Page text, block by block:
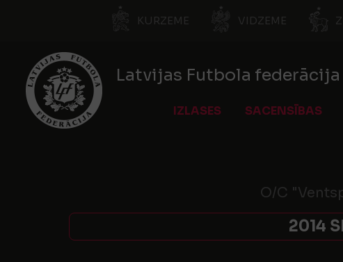
KURZEME VIDZEME
Latvijas Futbola federācija
IZLASES SACENSĪBAS
O/C
2014